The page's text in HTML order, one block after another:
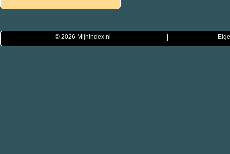
© 2026 MijnIndex.nl